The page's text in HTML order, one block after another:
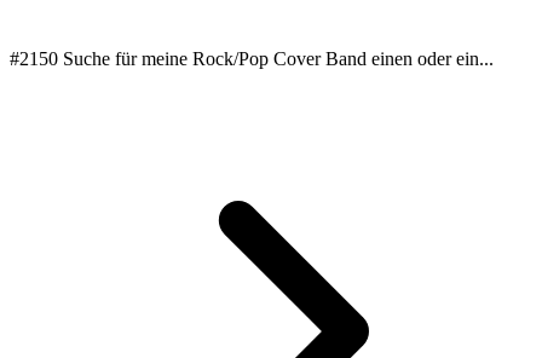
#2150 Suche für meine Rock/Pop Cover Band einen oder ein...